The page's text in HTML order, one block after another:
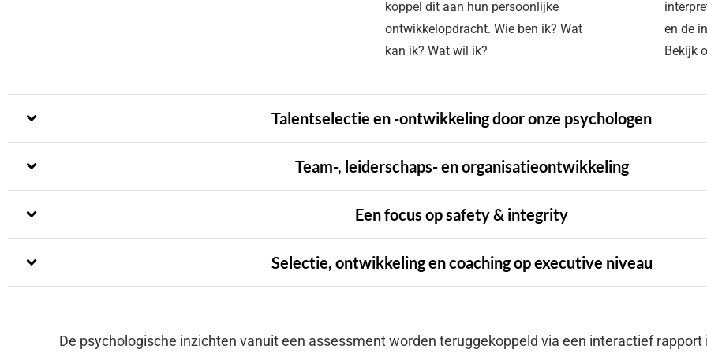
koppel dit aan hun persoonlijke
ontwikkelopdracht. Wie ben ik? Wat
kan ik? Wat wil ik?
en de
Bekijk
Talentselectie en -ontwikkeling door onze psychologen
Team-, leiderschaps- en organisatieontwikkeling
Een focus op safety & integrity
Selectie, ontwikkeling en coaching op executive niveau
De psychologische inzichten vanuit een assessment worden teruggekoppeld via een interactief